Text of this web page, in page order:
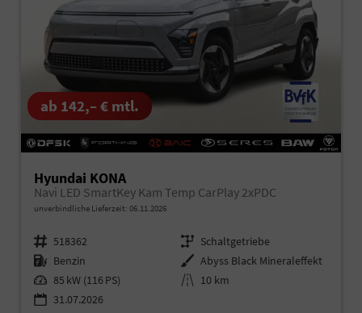
ab 142,– € mtl.
Hyundai KONA
Navi LED SmartKey Kam Temp CarPlay 2xPDC
unverbindliche Lieferzeit: 06.11.2026
Fahrzeugnr. 518362 Getriebe Schaltgetriebe
Kraftstoff Benzin Außenfarbe Abyss Black Mineraleffekt
Leistung 85 kW (116 PS) Kilometerstand 10 km
31.07.2026